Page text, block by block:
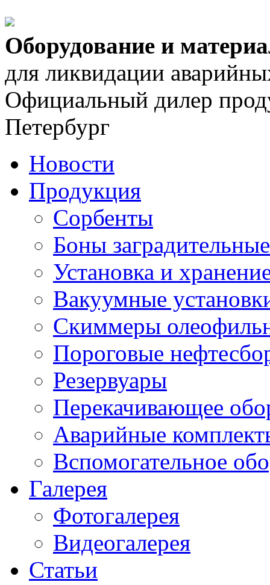
Оборудование и
для ликвидации
Официальный дилер
Петербург
Новости
Продукция
Сорбенты
Боны заградительные
Установка и
Вакуумные
Скиммеры
Пороговые
Резервуары
Перекачивающее
Аварийные
Вспомогательное
Галерея
Фотогалерея
Видеогалерея
Статьи